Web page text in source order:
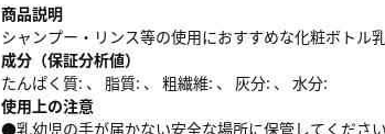
商品説明
シャンプー・リンス等の使用におすすめな化粧ボトル
成分（保証分析値）
たんぱく質: 、 脂質: 、 粗繊維: 、 灰分: 、 水分:
使用上の注意
●乳幼児の手が届かない安全な場所に保管してくださ